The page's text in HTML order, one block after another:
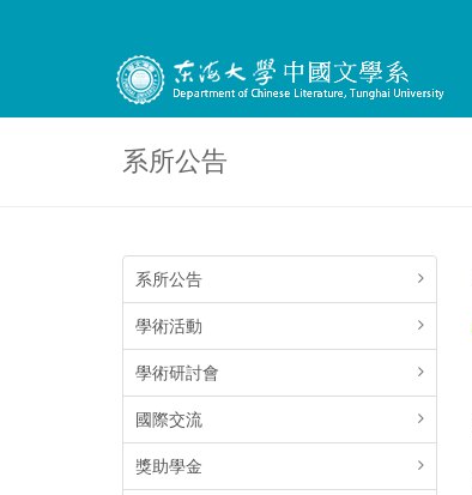
系所公告
系所公告
學術活動
學術研討會
國際交流
獎助學金